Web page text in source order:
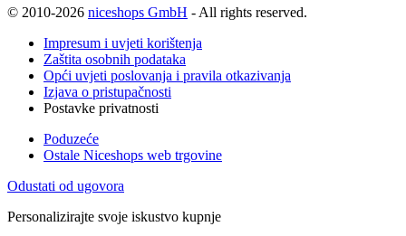
© 2010-2026 niceshops GmbH - All rights reserved.
Impresum i uvjeti korištenja
Zaštita osobnih podataka
Opći uvjeti poslovanja i pravila otkazivanja
Izjava o pristupačnosti
Postavke privatnosti
Poduzeće
Ostale Niceshops web trgovine
Odustati od ugovora
Personalizirajte svoje iskustvo kupnje